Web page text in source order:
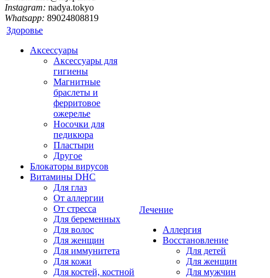
Instagram: nadya.tokyo
Whatsapp: 89024808819
Здоровье
Аксессуары
Аксессуары для
гигиены
Магнитные
браслеты и
ферритовое
ожерелье
Носочки для
педикюра
Пластыри
Другое
Блокаторы вирусов
Витамины DHC
Для глаз
От аллергии
От стресса
Для беременных
Для волос
Для женщин
Для иммунитета
Для кожи
Для костей, костной
Лечение
Аллергия
Восстановление
Для детей
Для женщин
Для мужчин